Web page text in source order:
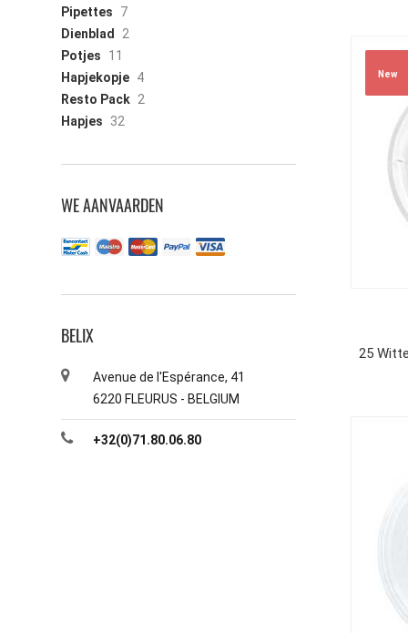
New
25
Pipettes
7
Dienblad
2
Potjes
11
Hapjekopje 4
Resto Pack 2
Hapjes
32
WE AANVAARDEN
BELIX
Avenue de l'Espérance, 41
6220 FLEURUS - BELGIUM
+32(0)71.80.06.80